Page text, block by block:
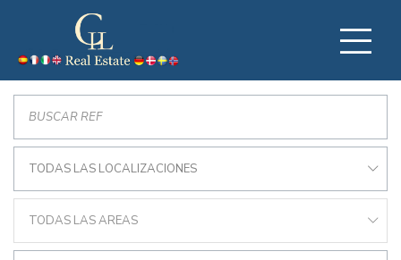
TODAS LAS LOCALIZACIONES
TODAS LAS AREAS